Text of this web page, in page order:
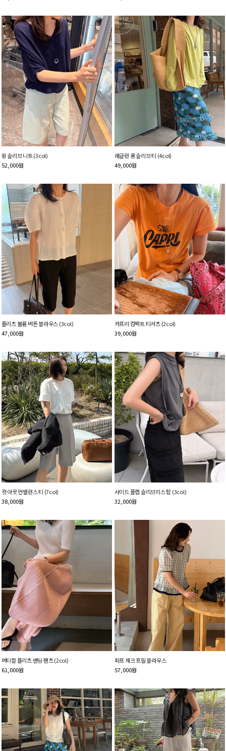
윙 슬리브 니트 (3col)
52,000원
래글런 롱 슬리브 티 (4col)
49,000원
플리츠 볼륨 버튼 블라우스 (3col)
47,000원
카프리 컴팩트 티셔츠 (2col)
39,000원
컷 아웃 언밸런스 티 (7col)
38,000원
사이드 플랩 슬리브리스 탑 (3col)
32,000원
버티컬 플리츠 밴딩 팬츠 (2col)
61,000원
퍼프 체크 프릴 블라우스
57,000원